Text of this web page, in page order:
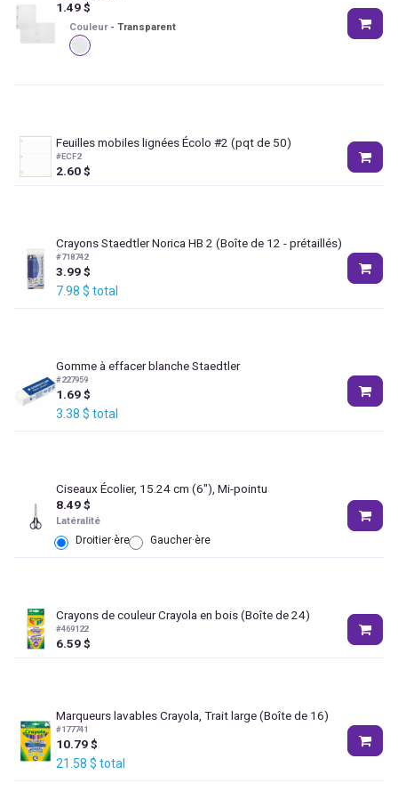
1.49$
Couleur - Transparent
Feuilles mobiles lignées Écolo #2 (pqt de 50)
#ECF2
2.60$
Crayons Staedtler Norica HB 2 (Boîte de 12 - prétaillés)
#718742
3.99$
7.98 $ total
Gomme à effacer blanche Staedtler
#227959
1.69$
3.38 $ total
Ciseaux Écolier, 15.24 cm (6"), Mi-pointu
8.49$
Latéralité
Droitier·ère Gaucher·ère
Crayons de couleur Crayola en bois (Boîte de 24)
#469122
6.59$
Marqueurs lavables Crayola, Trait large (Boîte de 16)
#177741
10.79$
21.58 $ total